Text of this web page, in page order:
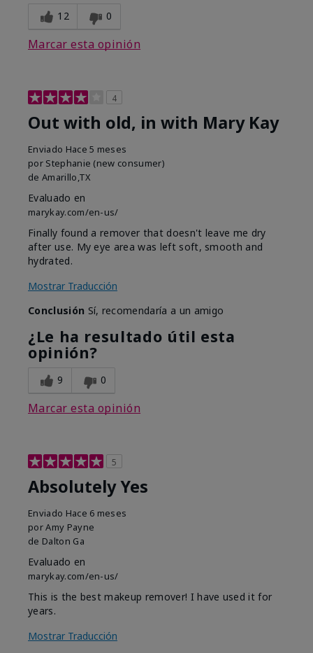
12 0
Marcar esta opinión
4
Out with old, in with Mary Kay
Enviado Hace 5 meses
por Stephanie (new consumer)
de Amarillo,TX
Evaluado en
marykay.com/en-us/
Finally found a remover that doesn't leave me dry
after use. My eye area was left soft, smooth and
hydrated.
Mostrar Traducción
Conclusión Sí, recomendaría a un amigo
¿Le ha resultado útil esta
opinión?
9 0
Marcar esta opinión
5
Absolutely Yes
Enviado Hace 6 meses
porAmy Payne
de Dalton Ga
Evaluado en
marykay.com/en-us/
This is the best makeup remover! I have used it for
years.
Mostrar Traducción